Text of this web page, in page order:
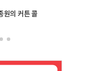
원의 커튼 콜